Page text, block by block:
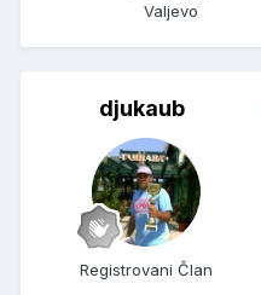
Valjevo
djukaub
Registrovani Član